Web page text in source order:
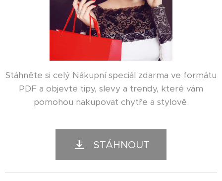
Stáhněte si celý Nákupní speciál zdarma ve formátu
PDF a objevte tipy, slevy a trendy, které vám
pomohou nakupovat chytře a stylově.
STÁHNOUT